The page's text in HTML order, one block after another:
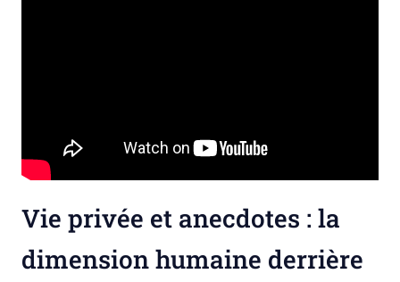
Vie privée et anecdotes : la
dimension humaine derrière